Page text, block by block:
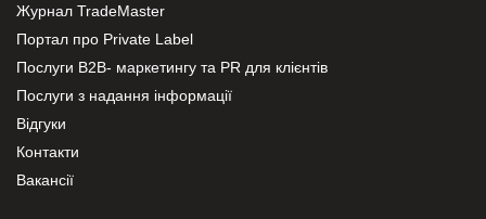
Журнал TradeMaster
Портал про Private Label
Послуги В2В- маркетингу та PR для клієнтів
Послуги з надання інформації
Відгуки
Контакти
Вакансії